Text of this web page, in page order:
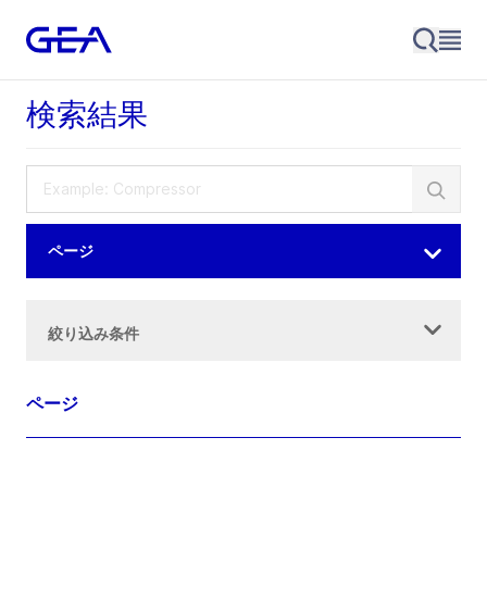
検索結果
ページ
絞り込み条件
ページ